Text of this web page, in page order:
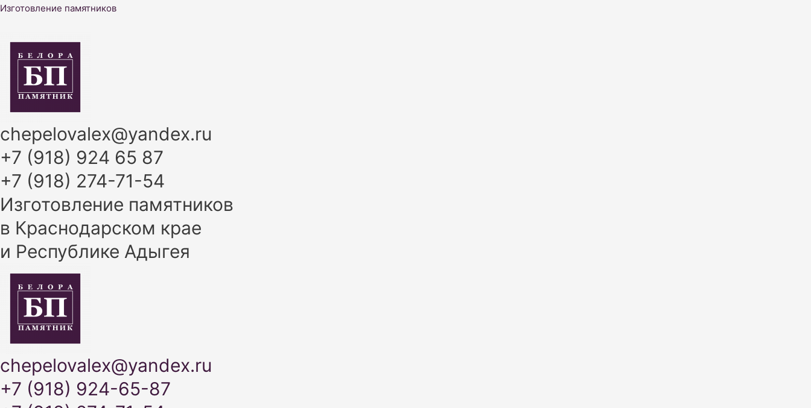
Перейти
содержимому
Изготовление памятников
chepelovalex@yandex.ru
+7 (918) 924 65 87
+7 (918) 274-71-54
Изготовление памятников
в Краснодарском крае
и Республике Адыгея
chepelovalex@yandex.ru
+7 (918) 924-65-87